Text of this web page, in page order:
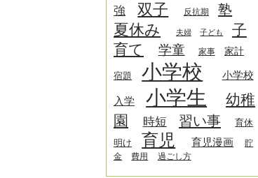
強
双子 反抗期 塾
夏休み 夫婦 子ども
子
育て
学童 家事 家計
宿題 小学校 小学校
入学 小学生
幼稚
園
時短 習い事
育休
明け
育児 育児漫画
貯
金
費用 過ごし方